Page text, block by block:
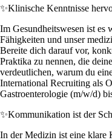
✨Klinische Kenntnisse
Im Gesundheitswesen ist es
Fähigkeiten und unser
Bereite dich darauf vor,
Praktika zu nennen, die
verdeutlichen, warum du
International Recruiting als
Gastroenterologie (m/w/d)
✨Kommunikation ist der
In der Medizin ist eine klare